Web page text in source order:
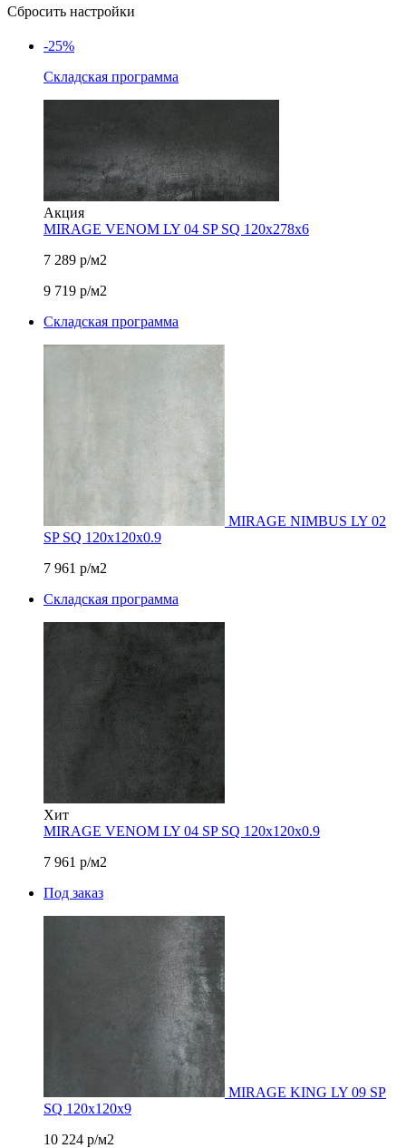
Сбросить настройки
-25%
Складская программа
Акция
MIRAGE VENOM LY 04 SP SQ 120х278x6
7 289 р/м2
9 719 р/м2
Складская программа
MIRAGE NIMBUS LY 02
SP SQ 120х120x0.9
7 961 р/м2
Складская программа
Хит
MIRAGE VENOM LY 04 SP SQ 120х120x0.9
7 961 р/м2
Под заказ
MIRAGE KING LY 09 SP
SQ 120х120x9
10 224 р/м2